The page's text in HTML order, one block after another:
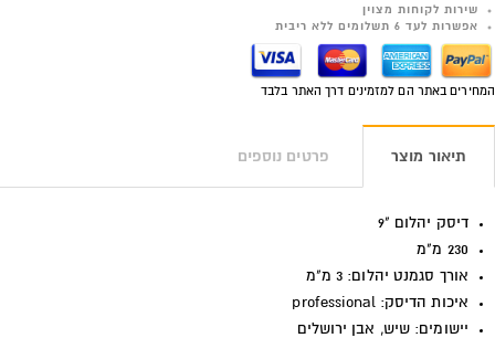
שירות לקוחות מצוין
אפשרות לעד 6 תשלומים ללא ריבית
המחירים באתר הם למזמינים דרך האתר בלבד
תיאור מוצר פרטים נוספים
דיסק יהלום "9
230 מ"מ
אורך סגמנט יהלום: 3 מ"מ
איכות הדיסק: professional
יישומים: שיש, אבן ירושלים